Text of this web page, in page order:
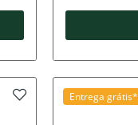
Entrega grátis*